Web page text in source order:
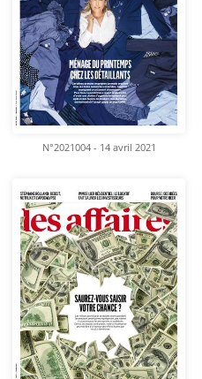
N°2021004 - 14 avril 2021